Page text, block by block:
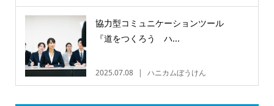
協力型コミュニケーションツール
『道をつくろう ハ...
2025.07.08 ハニカムぼうけん